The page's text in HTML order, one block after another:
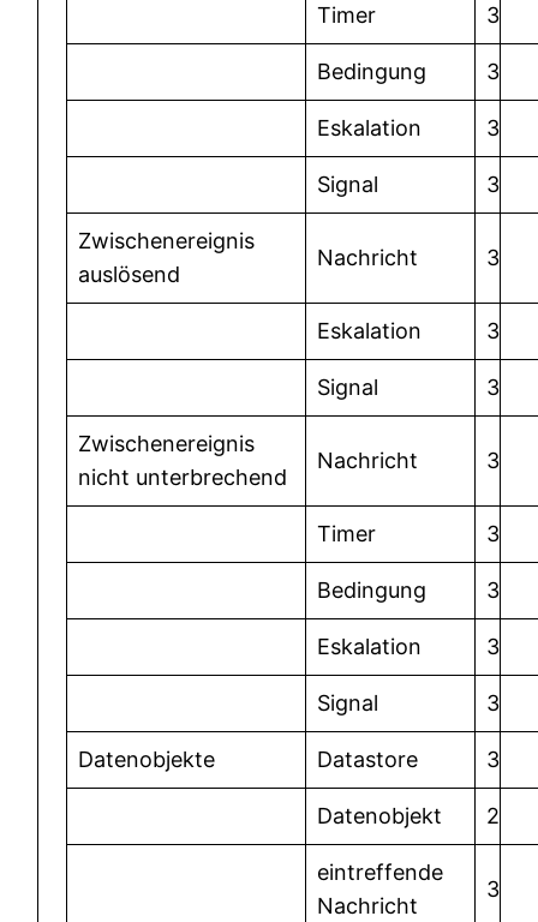
Timer 3
Bedingung 3
Eskalation 3
Signal 3
Zwischenereignis
auslösend
Nachricht 3
Eskalation 3
Signal 3
Zwischenereignis
nicht unterbrechend
Nachricht 3
Timer 3
Bedingung 3
Eskalation 3
Signal 3
Datenobjekte Datastore 3
Datenobjekt 2
eintreffende
Nachricht
3